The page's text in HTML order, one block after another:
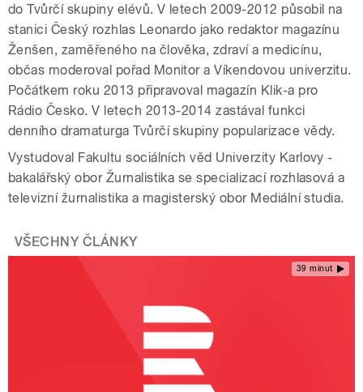
do Tvůrčí skupiny elévů. V letech 2009-2012 působil na
stanici Český rozhlas Leonardo jako redaktor magazínu
Ženšen, zaměřeného na člověka, zdraví a medicínu,
občas moderoval pořad Monitor a Víkendovou univerzitu.
Počátkem roku 2013 připravoval magazín Klik-a pro
Rádio Česko. V letech 2013-2014 zastával funkci
denního dramaturga Tvůrčí skupiny popularizace vědy.
Vystudoval Fakultu sociálních věd Univerzity Karlovy -
bakalářský obor Žurnalistika se specializací rozhlasová a
televizní žurnalistika a magisterský obor Mediální studia.
VŠECHNY ČLÁNKY
39 minut